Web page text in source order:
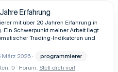
Erfahrung
mit über 20 Jahren Erfahrung in
Ein Schwerpunkt meiner Arbeit liegt
Trading-Indikatoren und
März 2026
programmierer
0 Forum: Stell dich vor!